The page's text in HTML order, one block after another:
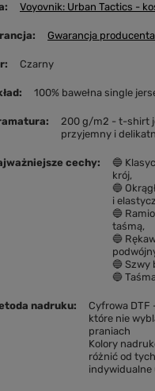
Voyovnik: Urban Tactics -
Gwarancja
Czarny
100% bawełna single
200 g/m2 - t-shirt
przyjemny i
cechy
🔵
krój
🔵
i
🔵
taśmą
🔵
🔵 Szwy
🔵
nadruku
Cyfrowa DTF
które nie
praniach
Kolory
różnić od
indywidualne